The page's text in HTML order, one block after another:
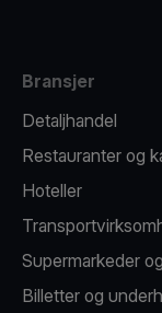
Bransjer
Detaljhandel
Restauranter og
Hoteller
Supermarkeder
Billetter og